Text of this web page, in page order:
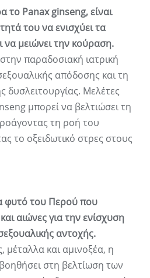
το Panax ginseng, είναι
του να ενισχύει τα
να μειώνει την κούραση.
παραδοσιακή ιατρική
απόδοσης και τη
δυσλειτουργίας. Μελέτες
μπορεί να βελτιώσει τη
τη ροή του
το οξειδωτικό στρες στους
φυτό του Περού που
αιώνες για την ενίσχυση
αντοχής.
μέταλλα και αμινοξέα, η
στη βελτίωση των